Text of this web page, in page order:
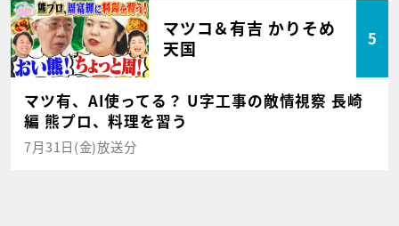
マツコ＆有吉 かりそめ
天国
5
マツ有、AI使ってる？ U字工事の敵情視察 長崎
編 熊プロ、料理を習う
7月31日(金)放送分